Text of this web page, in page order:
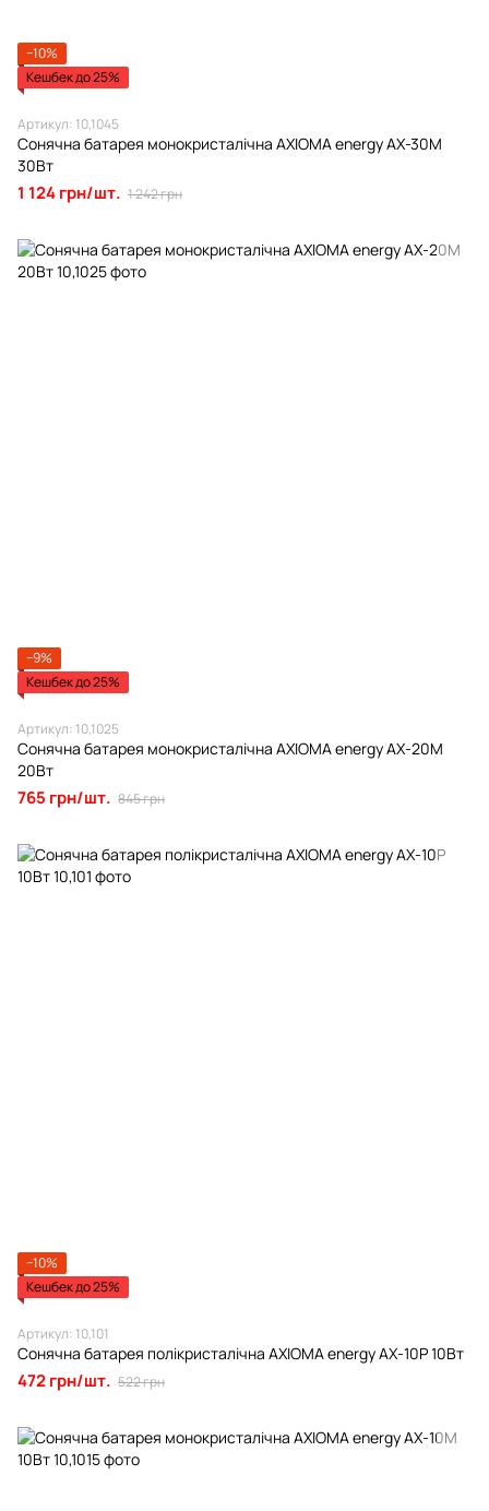
−10%
Кешбек до 25%
Артикул: 10,1045
Сонячна батарея монокристалічна AXIOMA energy AX-30M
30Вт
1 124 грн/шт. 1 242 грн
−9%
Кешбек до 25%
Артикул: 10,1025
Сонячна батарея монокристалічна AXIOMA energy AX-20M
20Вт
765 грн/шт. 845 грн
−10%
Кешбек до 25%
Артикул: 10,101
Сонячна батарея полікристалічна AXIOMA energy AX-10P 10Вт
472 грн/шт. 522 грн